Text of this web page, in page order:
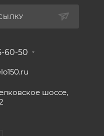
60-50
шоссе,